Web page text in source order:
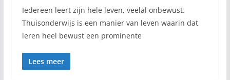
Iedereen leert zijn hele leven, veelal onbewust.
Thuisonderwijs is een manier van leven waarin dat
leren heel bewust een prominente
Lees meer